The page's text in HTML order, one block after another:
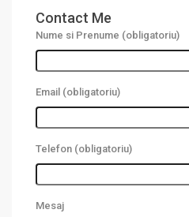
Contact Me
Nume si Prenume (obligatoriu)
Email (obligatoriu)
Telefon (obligatoriu)
Mesaj